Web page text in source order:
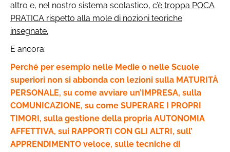
altro e, nel nostro sistema scolastico, c’è troppa POCA
PRATICA rispetto alla mole di nozioni teoriche
insegnate.
E ancora:
Perché per esempio nelle Medie o nelle Scuole
superiori non si abbonda con lezioni sulla MATURITÀ
PERSONALE, su come avviare un’IMPRESA, sulla
COMUNICAZIONE, su come SUPERARE I PROPRI
TIMORI, sulla gestione della propria AUTONOMIA
AFFETTIVA, sui RAPPORTI CON GLI ALTRI, sull’
APPRENDIMENTO veloce, sulle tecniche di